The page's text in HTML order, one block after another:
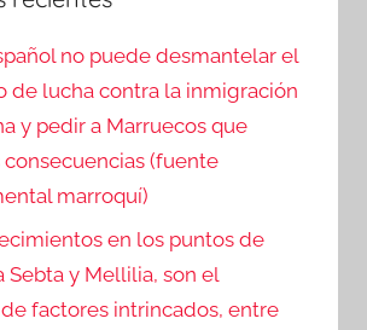
no puede desmantelar el
de lucha contra la inmigración
y pedir a Marruecos que
consecuencias (fuente
marroquí)
en los puntos de
Sebta y Mellilia, son el
factores intrincados, entre